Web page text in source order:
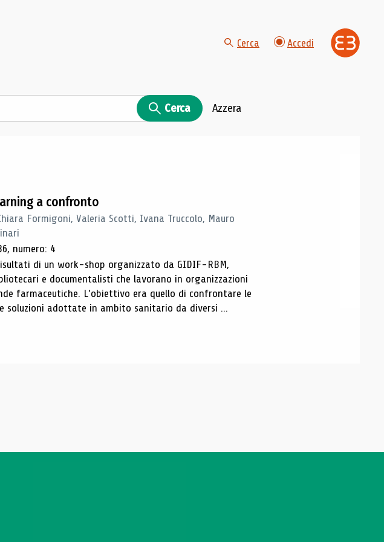
Cerca Accedi
Cerca Azzera
a confronto
Formigoni, Valeria Scotti, Ivana Truccolo, Mauro
numero: 4
di un work-shop organizzato da GIDIF-RBM,
e documentalisti che lavorano in organizzazioni
farmaceutiche. L'obiettivo era quello di confrontare le
soluzioni adottate in ambito sanitario da diversi ...